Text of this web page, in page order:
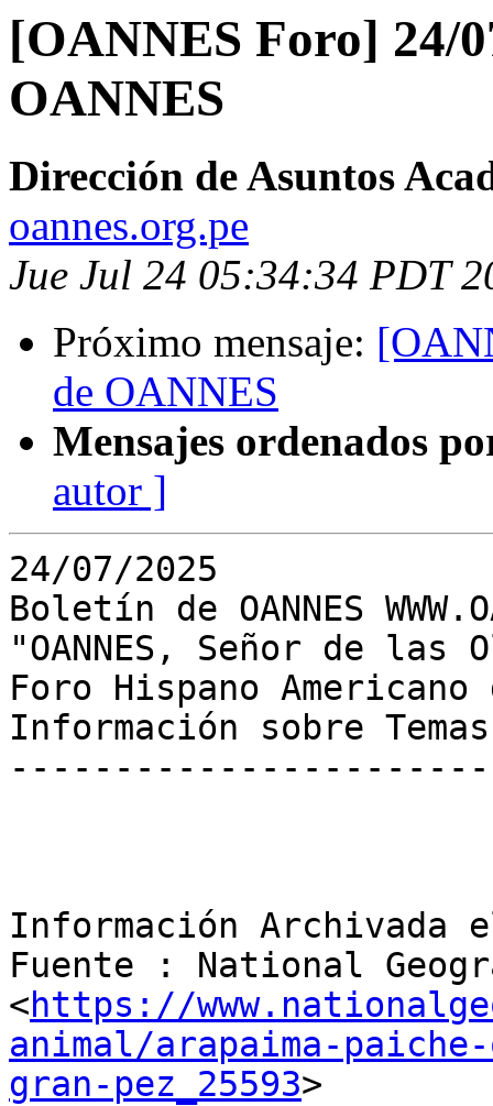
[OANNES Foro] 24/
OANNES
Dirección de Asuntos
oannes.org.pe
Jue Jul 24 05:34:34 PDT
Próximo mensaje:
de OANNES
Mensajes ordenados
autor ]
24/07/2025
Boletín de OANNES
"OANNES, Señor de las
Foro Hispano
Información sobre
Información Archivada
Fuente : National
<https://
animal/arapaima-
gran-pez_25593>